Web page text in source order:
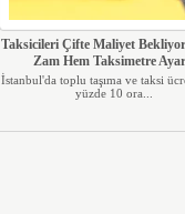
Taksicileri Çifte Maliyet
Zam Hem Taksimetre
İstanbul'da toplu taşıma ve taksi
yüzde 10 ora...